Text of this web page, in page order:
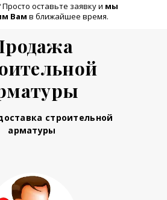
оставьте заявку и мы
Вам в ближайшее время.
строительной
арматуры